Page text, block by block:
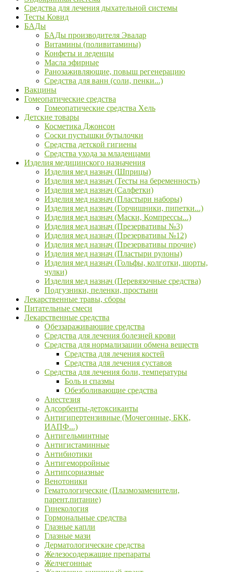
Средства для лечения дыхательной системы
Тесты Ковид
БАДы
БАДы производителя Эвалар
Витамины (поливитамины)
Конфеты и леденцы
Масла эфирные
Ранозаживляющие, повыш регенерацию
Средства для ванн (соли, пенки...)
Вакцины
Гомеопатические средства
Гомеопатические средства Хель
Детские товары
Косметика Джонсон
Соски пустышки бутылочки
Средства детской гигиены
Средства ухода за младенцами
Изделия медицинского назначения
Изделия мед назнач (Шприцы)
Изделия мед назнач (Тесты на беременность)
Изделия мед назнач (Салфетки)
Изделия мед назнач (Пластыри наборы)
Изделия мед назнач (Горчишники, пипетки...)
Изделия мед назнач (Маски, Компрессы...)
Изделия мед назнач (Презервативы №3)
Изделия мед назнач (Презервативы №12)
Изделия мед назнач (Презервативы прочие)
Изделия мед назнач (Пластыри рулоны)
Изделия мед назнач (Гольфы, колготки, шорты,
чулки)
Изделия мед назнач (Перевязочные средства)
Подгузники, пеленки, простыни
Лекарственные травы, сборы
Питательные смеси
Лекарственные средства
Обеззараживающие средства
Средства для лечения болезней крови
Средства для нормализации обмена веществ
Средства для лечения костей
Средства для лечения суставов
Средства для лечения боли, температуры
Боль и спазмы
Обезболивающие средства
Анестезия
Адсорбенты-детоксиканты
Антигипертензивные (Мочегонные, БКК,
ИАПФ...)
Антигельминтные
Антигистаминные
Антибиотики
Антигеморройные
Антипсориазные
Венотоники
Гематологические (Плазмозаменители,
парент.питание)
Гинекология
Гормональные средства
Глазные капли
Глазные мази
Дерматологические средства
Железосодержащие препараты
Желчегонные